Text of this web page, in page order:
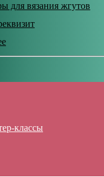
для вязания жгутов
классы